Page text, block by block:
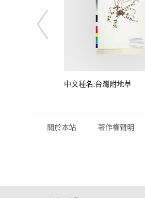
中文種名:台灣附地草
關於本站 著作權聲明